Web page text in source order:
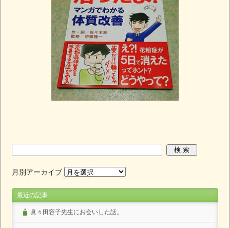
月別アーカイブ
最近の記事
眞々田容子先生にお会いした話。